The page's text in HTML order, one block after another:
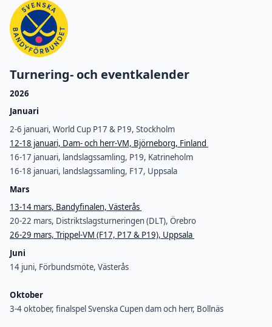
Turnering- och eventkalender
2026
Januari
2-6 januari, World Cup P17 & P19, Stockholm
12-18 januari, Dam- och herr-VM, Björneborg, Finland
16-17 januari, landslagssamling, P19, Katrineholm
16-18 januari, landslagssamling, F17, Uppsala
Mars
13-14 mars, Bandyfinalen, Västerås
20-22 mars, Distriktslagsturneringen (DLT), Örebro
26-29 mars, Trippel-VM (F17, P17 & P19), Uppsala
Juni
14 juni, Förbundsmöte, Västerås
Oktober
3-4 oktober, finalspel Svenska Cupen dam och herr, Bollnäs